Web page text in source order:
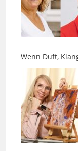
Wenn Duft,
Ein zweites